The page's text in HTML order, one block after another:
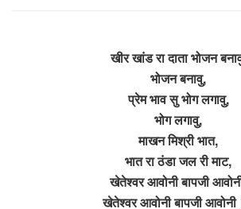
खीर खांड रा दाता भोजन
भोजन बनावु,
प्रेम भाव सु भोग लगावु,
भोग लगावु,
माखन मिश्री भात,
भात रा ठंडा जल री माट,
खेतेश्वर आवोनी बापजी
खेतेश्वर आवोनी बापजी